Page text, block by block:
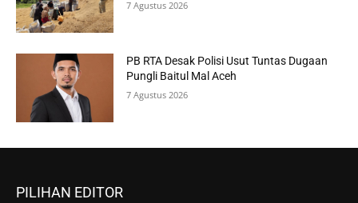
7 Agustus 2026
PB RTA Desak Polisi Usut Tuntas Dugaan
Pungli Baitul Mal Aceh
7 Agustus 2026
PILIHAN EDITOR